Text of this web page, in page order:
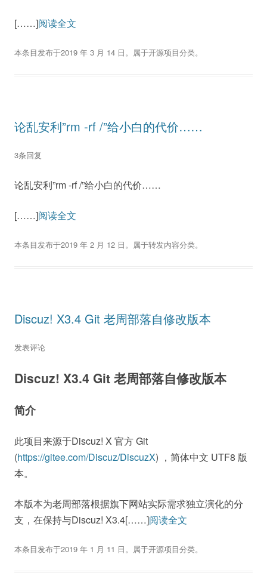
[……]阅读全文
本条目发布于2019 年 3 月 14 日。属于开源项目分类。
论乱安利”rm -rf /”给小白的代价……
3条回复
论乱安利”rm -rf /”给小白的代价……
[……]阅读全文
本条目发布于2019 年 2 月 12 日。属于转发内容分类。
Discuz! X3.4 Git 老周部落自修改版本
发表评论
Discuz! X3.4 Git 老周部落自修改版本
简介
此项目来源于Discuz! X 官方 Git
(https://gitee.com/Discuz/DiscuzX) ，简体中文 UTF8 版
本。
本版本为老周部落根据旗下网站实际需求独立演化的分
支，在保持与Discuz! X3.4[……]阅读全文
本条目发布于2019 年 1 月 11 日。属于开源项目分类。